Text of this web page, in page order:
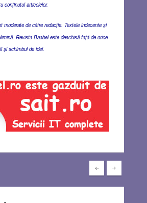
conţinutul articolelor.
moderate de către redacţie. Textele indecente şi
Revista Baabel este deschisă faţă de orice
şi schimbul de idei.